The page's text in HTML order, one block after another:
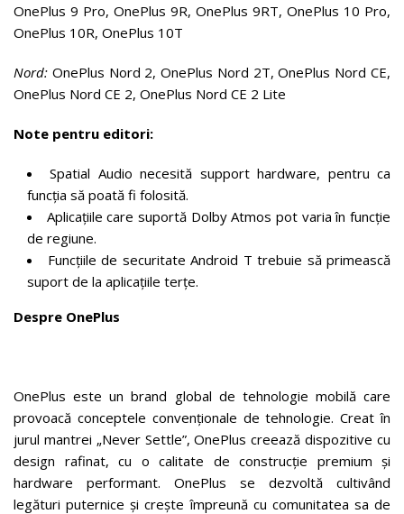
OnePlus 9 Pro, OnePlus 9R, OnePlus 9RT, OnePlus 10 Pro,
OnePlus 10R, OnePlus 10T
Nord: OnePlus Nord 2, OnePlus Nord 2T, OnePlus Nord CE,
OnePlus Nord CE 2, OnePlus Nord CE 2 Lite
Note pentru editori:
Spatial Audio necesită support hardware, pentru ca
funcția să poată fi folosită.
Aplicațiile care suportă Dolby Atmos pot varia în funcție
de regiune.
Funcțiile de securitate Android T trebuie să primească
suport de la aplicațiile terțe.
Despre OnePlus
OnePlus este un brand global de tehnologie mobilă care
provoacă conceptele convenționale de tehnologie. Creat în
jurul mantrei „Never Settle”, OnePlus creează dispozitive cu
design rafinat, cu o calitate de construcție premium și
hardware performant. OnePlus se dezvoltă cultivând
legături puternice și crește împreună cu comunitatea sa de